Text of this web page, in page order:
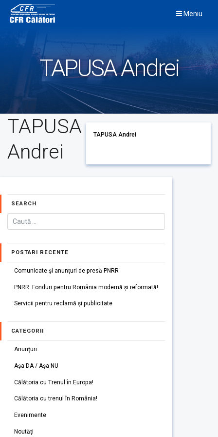
content
Meniu
TAPUSA Andrei
TAPUSA
Andrei
TAPUSA Andrei
SEARCH
POSTARI RECENTE
Comunicate și anunțuri de presă PNRR
PNRR: Fonduri pentru România modernă și reformată!
Servicii pentru reclamă și publicitate
CATEGORII
Anunțuri
Așa DA / Așa NU
Călătoria cu Trenul în Europa!
Călătoria cu trenul în România!
Evenimente
Noutăți